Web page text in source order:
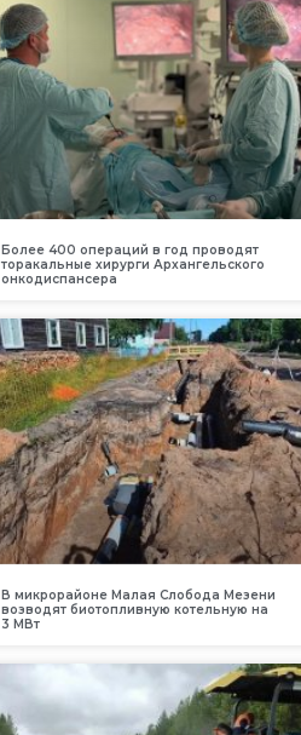
Более 400 операций в год проводят
торакальные хирурги Архангельского
онкодиспансера
В микрорайоне Малая Слобода Мезени
возводят биотопливную котельную на
3 МВт